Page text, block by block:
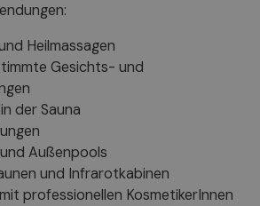
Heilmassagen
Gesichts- und
der Sauna
Außenpools
und Infrarotkabinen
professionellen KosmetikerInnen